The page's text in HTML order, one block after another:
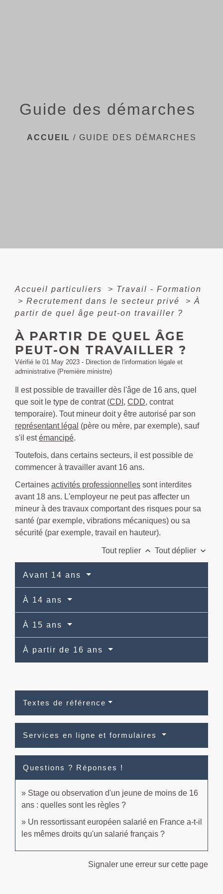
Guide des démarches
ACCUEIL / GUIDE DES DÉMARCHES
Accueil particuliers > Travail - Formation
> Recrutement dans le secteur privé > À
partir de quel âge peut-on travailler ?
À PARTIR DE QUEL ÂGE
PEUT-ON TRAVAILLER ?
Vérifié le 01 May 2023 - Direction de l'information légale et
administrative (Première ministre)
Il est possible de travailler dès l'âge de 16 ans, quel
que soit le type de contrat (CDI , CDD, contrat
temporaire). Tout mineur doit y être autorisé par son
représentant légal (père ou mère, par exemple), sauf
s'il estémancipé.
Toutefois, dans certains secteurs, il est possible de
commencer à travailler avant 16 ans.
Certaines activités professionnelles sont interdites
avant 18 ans. L'employeur ne peut pas affecter un
mineur à des travaux comportant des risques pour sa
santé (par exemple, vibrations mécaniques) ou sa
sécurité (par exemple, travail en hauteur).
Tout replier keyboard_arrow_up Tout déplier keyboard_arrow_down
Avant 14 ans
À 14 ans
À 15 ans
À partir de 16 ans
Textes de référence
Services en ligne et formulaires
Questions ? Réponses !
Stage ou observation d'un jeune de moins de 16
ans : quelles sont les règles ?
Un ressortissant européen salarié en France a-t-il
les mêmes droits qu'un salarié français ?
Signaler une erreur sur cette page